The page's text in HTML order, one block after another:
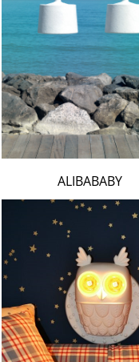
ALIBABABY